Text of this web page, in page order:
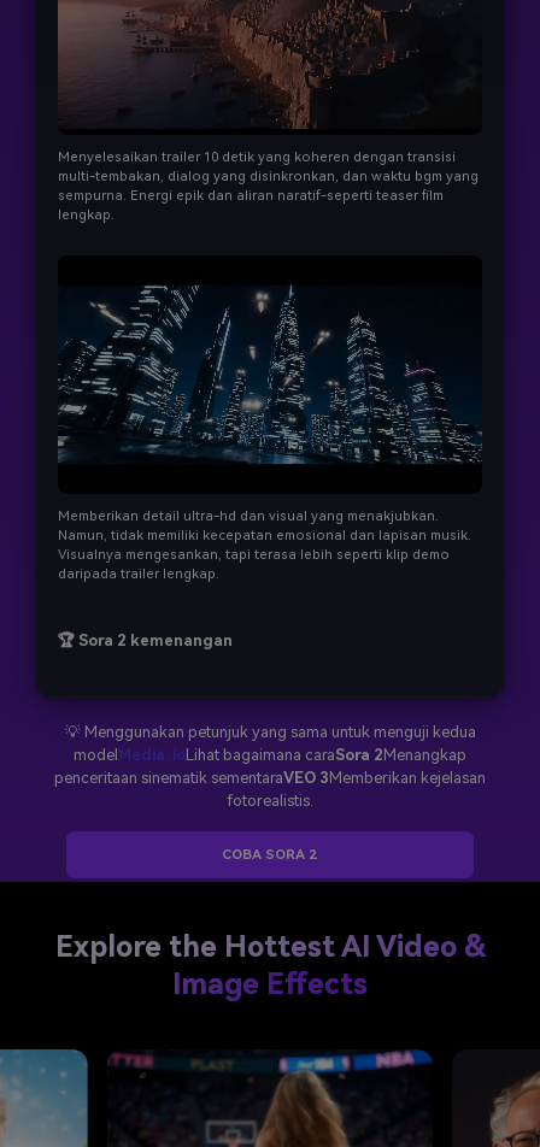
Menyelesaikan trailer 10 detik yang koheren dengan transisi
multi-tembakan, dialog yang disinkronkan, dan waktu bgm yang
sempurna. Energi epik dan aliran naratif-seperti teaser film
lengkap.
Memberikan detail ultra-hd dan visual yang menakjubkan.
Namun, tidak memiliki kecepatan emosional dan lapisan musik.
Visualnya mengesankan, tapi terasa lebih seperti klip demo
daripada trailer lengkap.
🏆 Sora 2 kemenangan
💡 Menggunakan petunjuk yang sama untuk menguji kedua
model Media. ioLihat bagaimana caraSora 2 Menangkap
penceritaan sinematik sementaraVEO 3 Memberikan kejelasan
fotorealistis.
COBA SORA 2
Explore the Hottest AI Video &
Image Effects